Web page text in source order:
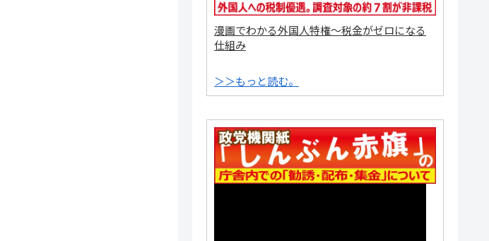
漫画でわかる外国人特権～税金がゼロになる
仕組み
＞＞もっと読む。